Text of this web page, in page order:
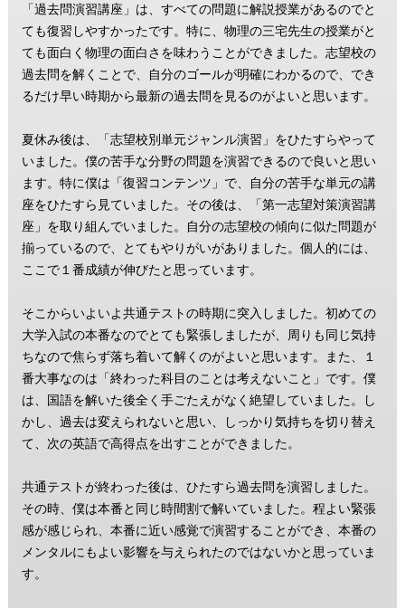
「過去問演習講座」は、すべての問題に解説授業があるのでと
ても復習しやすかったです。特に、物理の三宅先生の授業がと
ても面白く物理の面白さを味わうことができました。志望校の
過去問を解くことで、自分のゴールが明確にわかるので、でき
るだけ早い時期から最新の過去問を見るのがよいと思います。
夏休み後は、「志望校別単元ジャンル演習」をひたすらやって
いました。僕の苦手な分野の問題を演習できるので良いと思い
ます。特に僕は「復習コンテンツ」で、自分の苦手な単元の講
座をひたすら見ていました。その後は、「第一志望対策演習講
座」を取り組んでいました。自分の志望校の傾向に似た問題が
揃っているので、とてもやりがいがありました。個人的には、
ここで１番成績が伸びたと思っています。
そこからいよいよ共通テストの時期に突入しました。初めての
大学入試の本番なのでとても緊張しましたが、周りも同じ気持
ちなので焦らず落ち着いて解くのがよいと思います。また、１
番大事なのは「終わった科目のことは考えないこと」です。僕
は、国語を解いた後全く手ごたえがなく絶望していました。し
かし、過去は変えられないと思い、しっかり気持ちを切り替え
て、次の英語で高得点を出すことができました。
共通テストが終わった後は、ひたすら過去問を演習しました。
その時、僕は本番と同じ時間割で解いていました。程よい緊張
感が感じられ、本番に近い感覚で演習することができ、本番の
メンタルにもよい影響を与えられたのではないかと思っていま
す。